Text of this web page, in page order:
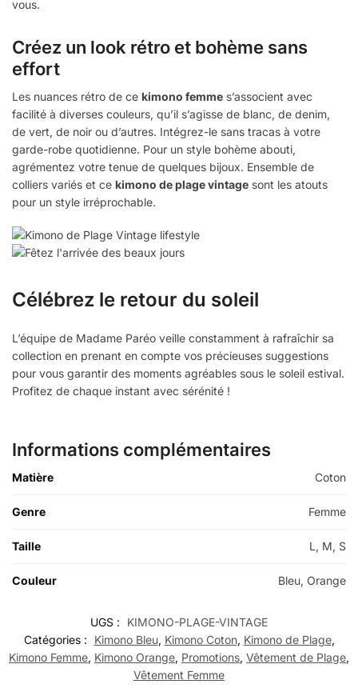
vous.
Créez un look rétro et bohème sans
effort
Les nuances rétro de ce kimono femme s’associent avec
facilité à diverses couleurs, qu’il s’agisse de blanc, de denim,
de vert, de noir ou d’autres. Intégrez-le sans tracas à votre
garde-robe quotidienne. Pour un style bohème abouti,
agrémentez votre tenue de quelques bijoux. Ensemble de
colliers variés et ce kimono de plage vintage sont les atouts
pour un style irréprochable.
Célébrez le retour du soleil
L’équipe de Madame Paréo veille constamment à rafraîchir sa
collection en prenant en compte vos précieuses suggestions
pour vous garantir des moments agréables sous le soleil estival.
Profitez de chaque instant avec sérénité !
Informations complémentaires
Matière Coton
Genre Femme
Taille L, M, S
Couleur Bleu, Orange
UGS :
KIMONO-PLAGE-VINTAGE
Catégories :
Kimono Bleu, Kimono Coton, Kimono de Plage,
Kimono Femme, Kimono Orange, Promotions, Vêtement de Plage,
Vêtement Femme